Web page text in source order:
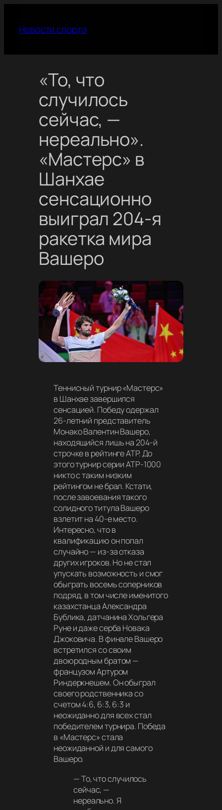
содержимому
Новости спорта
«То, что
случилось
сейчас, —
нереально».
«Мастерс» в
Шанхае
сенсационно
выиграл 204-я
ракетка мира
Вашеро
Теннисный турнир «Мастерс»
в Шанхае завершился
сенсацией. Победу одержал
26-летний представитель
Монако Валентин Вашеро,
находящийся лишь на 204-й
строчке в рейтинге ATP. До
этого турнир серии ATP-1000
никто с таким низким
рейтингом не брал. Кстати,
после завоевания такого
солидного титула Вашеро
взлетит на 40-е место.
Интересно, что в
квалификацию он попал
случайно — из-за отказа
других игроков. Но не стал
упускать возможность и смог
обыграть восемь соперников
подряд, в том числе именитого
казахстанца Александра
Бублика, датчанина Хольгера
Руне и даже серба Новака
Джоковича. В финале Вашеро
встретился со своим
двоюродным братом —
французом Артуром
Риндеркнешем. Он обыграл
своего родственника со
счетом 4:6, 6:3, 6:3 и
неожиданно для всех стал
победителем турнира. Победа
в «Мастерс» стала
неожиданной и для самого
Вашеро.
— То, что случилось
сейчас, —
нереально. Я